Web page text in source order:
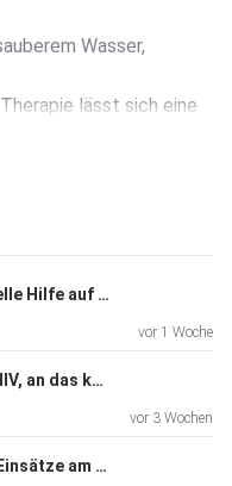
Wasser,
lässt sich eine
Menschen im Blick – schnelle Hilfe auf dem Mittelmeer
vor 1 Woche
Das Wundermittel gegen HIV, an das kaum jemand rankommt
vor 3 Wochen
Erst Cholera, dann Ebola. Einsätze am Limit